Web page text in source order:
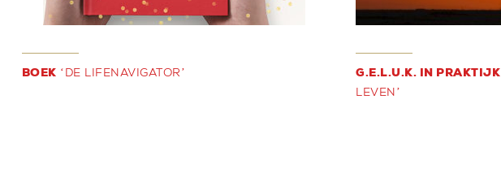
BOEK ‘DE LIFENAVIGATOR’ G.E.L.U.K. IN PRAKTIJK
LEVEN’